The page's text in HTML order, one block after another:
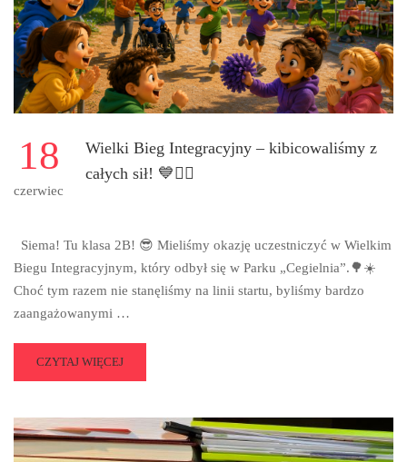
18
czerwiec
Wielki Bieg Integracyjny – kibicowaliśmy z
całych sił! 💙🏃‍♂️
Siema! Tu klasa 2B! 😎 Mieliśmy okazję uczestniczyć w Wielkim
Biegu Integracyjnym, który odbył się w Parku „Cegielnia”.🌳☀️
Choć tym razem nie stanęliśmy na linii startu, byliśmy bardzo
zaangażowanymi …
READ
MORE
WIELKI
BIEG
INTEGRACYJNY
CZYTAJ WIĘCEJ